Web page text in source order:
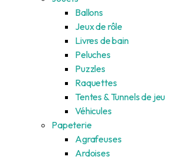
Ballons
Jeux de rôle
Livres de bain
Peluches
Puzzles
Raquettes
Tentes & Tunnels de jeu
Véhicules
Papeterie
Agrafeuses
Ardoises